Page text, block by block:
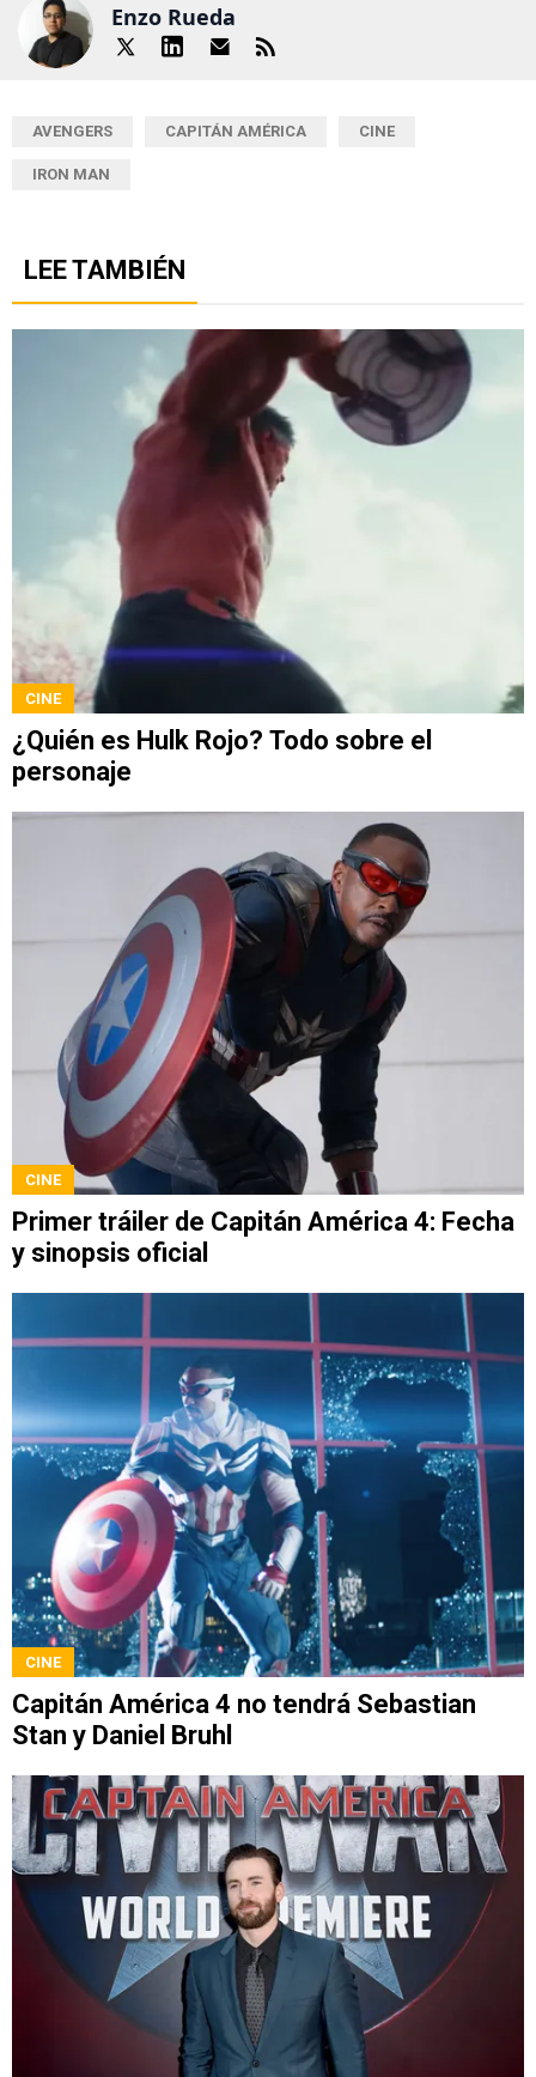
Enzo Rueda
AVENGERS CAPITÁN AMÉRICA CINE
IRON MAN
LEE TAMBIÉN
CINE
¿Quién es Hulk Rojo? Todo sobre el
personaje
CINE
Primer tráiler de Capitán América 4: Fecha
y sinopsis oficial
CINE
Capitán América 4 no tendrá Sebastian
Stan y Daniel Bruhl